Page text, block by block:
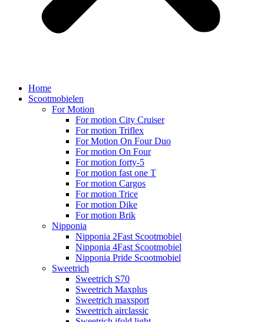
Home
Scootmobielen
For Motion
For motion City Cruiser
For motion Triflex
For Motion On Four Duo
For motion On Four
For motion forty-5
For motion fast one T
For motion Cargos
For motion Trice
For motion Dike
For motion Brik
Nipponia
Nipponia 2Fast Scootmobiel
Nipponia 4Fast Scootmobiel
Nipponia Pride Scootmobiel
Sweetrich
Sweetrich S70
Sweetrich Maxplus
Sweetrich maxsport
Sweetrich airclassic